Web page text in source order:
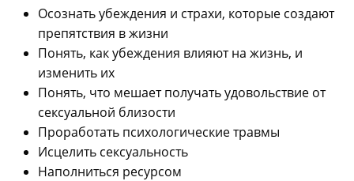
Осознать убеждения и страхи, которые создают
препятствия в жизни
Понять, как убеждения влияют на жизнь, и
изменить их
Понять, что мешает получать удовольствие от
сексуальной близости
Проработать психологические травмы
Исцелить сексуальность
Наполниться ресурсом